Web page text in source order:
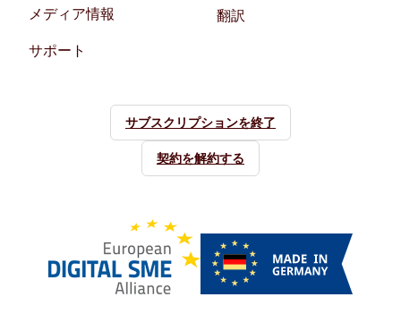
メディア情報
サポート
翻訳
サブスクリプションを終了
契約を解約する